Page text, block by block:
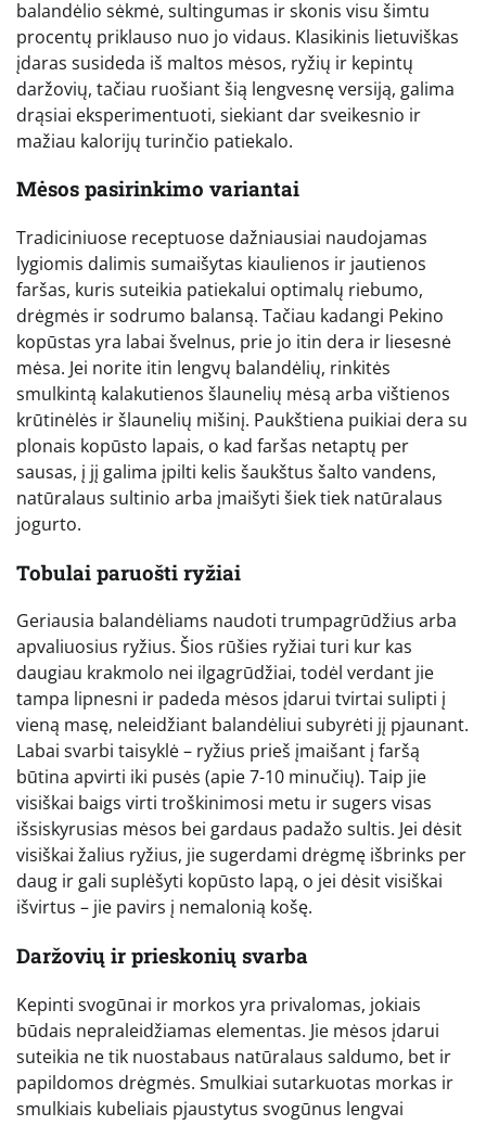
balandėlio sėkmė, sultingumas ir skonis visu šimtu
procentų priklauso nuo jo vidaus. Klasikinis lietuviškas
įdaras susideda iš maltos mėsos, ryžių ir kepintų
daržovių, tačiau ruošiant šią lengvesnę versiją, galima
drąsiai eksperimentuoti, siekiant dar sveikesnio ir
mažiau kalorijų turinčio patiekalo.
Mėsos pasirinkimo variantai
Tradiciniuose receptuose dažniausiai naudojamas
lygiomis dalimis sumaišytas kiaulienos ir jautienos
faršas, kuris suteikia patiekalui optimalų riebumo,
drėgmės ir sodrumo balansą. Tačiau kadangi Pekino
kopūstas yra labai švelnus, prie jo itin dera ir liesesnė
mėsa. Jei norite itin lengvų balandėlių, rinkitės
smulkintą kalakutienos šlaunelių mėsą arba vištienos
krūtinėlės ir šlaunelių mišinį. Paukštiena puikiai dera su
plonais kopūsto lapais, o kad faršas netaptų per
sausas, į jį galima įpilti kelis šaukštus šalto vandens,
natūralaus sultinio arba įmaišyti šiek tiek natūralaus
jogurto.
Tobulai paruošti ryžiai
Geriausia balandėliams naudoti trumpagrūdžius arba
apvaliuosius ryžius. Šios rūšies ryžiai turi kur kas
daugiau krakmolo nei ilgagrūdžiai, todėl verdant jie
tampa lipnesni ir padeda mėsos įdarui tvirtai sulipti į
vieną masę, neleidžiant balandėliui subyrėti jį pjaunant.
Labai svarbi taisyklė – ryžius prieš įmaišant į faršą
būtina apvirti iki pusės (apie 7-10 minučių). Taip jie
visiškai baigs virti troškinimosi metu ir sugers visas
išsiskyrusias mėsos bei gardaus padažo sultis. Jei dėsit
visiškai žalius ryžius, jie sugerdami drėgmę išbrinks per
daug ir gali suplėšyti kopūsto lapą, o jei dėsit visiškai
išvirtus – jie pavirs į nemalonią košę.
Daržovių ir prieskonių svarba
Kepinti svogūnai ir morkos yra privalomas, jokiais
būdais nepraleidžiamas elementas. Jie mėsos įdarui
suteikia ne tik nuostabaus natūralaus saldumo, bet ir
papildomos drėgmės. Smulkiai sutarkuotas morkas ir
smulkiais kubeliais pjaustytus svogūnus lengvai